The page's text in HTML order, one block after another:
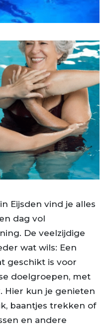
Eijsden vind je alles
dag vol
De veelzijdige
wat wils: Een
geschikt is voor
doelgroepen, met
Hier kun je genieten
baantjes trekken of
en andere